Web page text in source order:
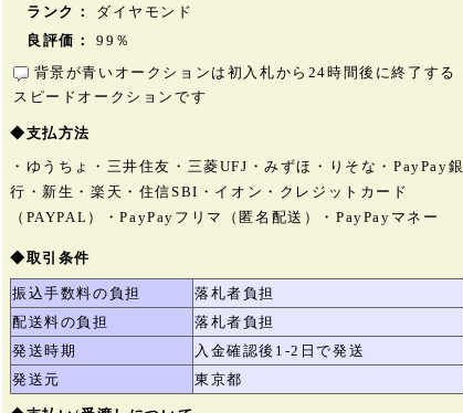
ランク：
ダイヤモンド
良評価：
99％
背景が青いオークションは初入札から24時間後に終了する
スピードオークションです
◆支払方法
・ゆうちょ・三井住友・三菱UFJ・みずほ・りそな・PayPay銀
行・新生・楽天・住信SBI・イオン・クレジットカード
（PAYPAL）・PayPayフリマ（匿名配送）・PayPayマネー
◆取引条件
振込手数料の負担
落札者負担
配送料の負担
落札者負担
発送時期
入金確認後1-2日で発送
発送元
東京都